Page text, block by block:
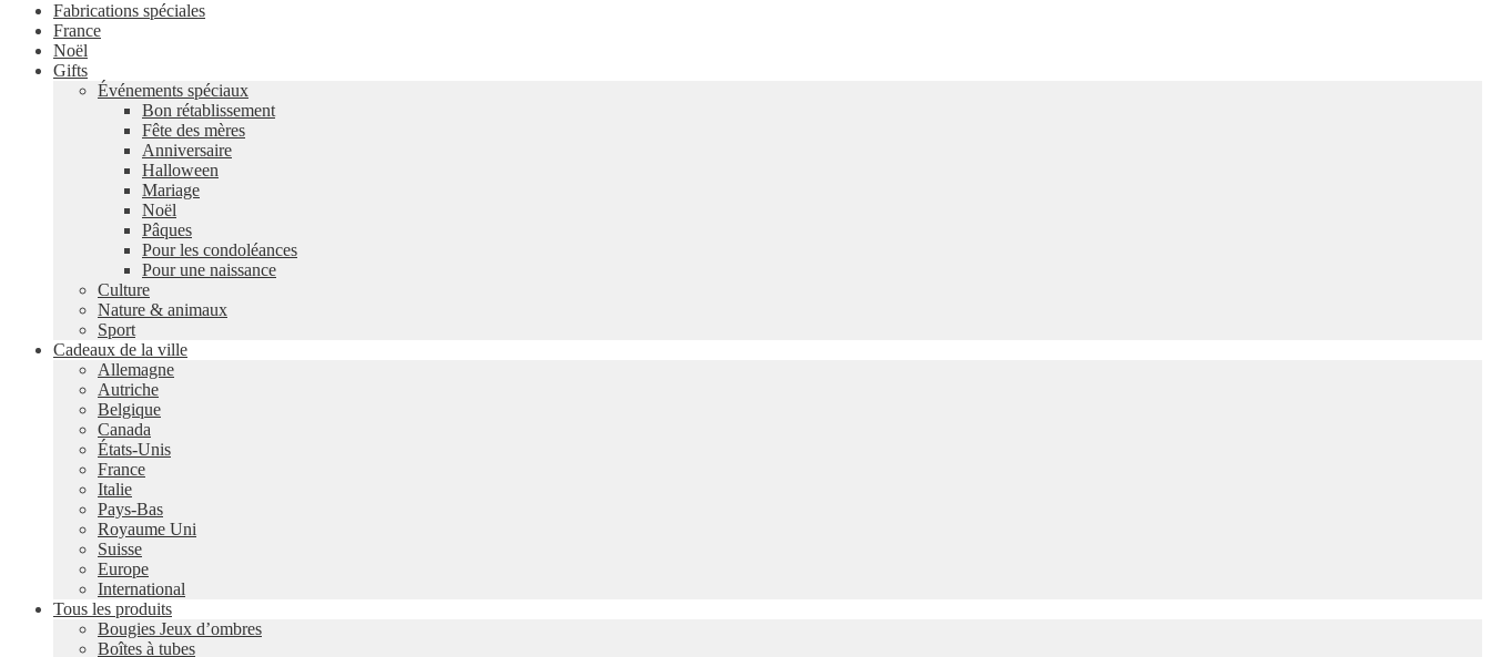
Fabrications spéciales
France
Noël
Gifts
Événements spéciaux
Bon rétablissement
Fête des mères
Anniversaire
Halloween
Mariage
Noël
Pâques
Pour les condoléances
Pour une naissance
Culture
Nature & animaux
Sport
Cadeaux de la ville
Allemagne
Autriche
Belgique
Canada
États-Unis
France
Italie
Pays-Bas
Royaume Uni
Suisse
Europe
International
Tous les produits
Bougies Jeux d’ombres
Boîtes à tubes